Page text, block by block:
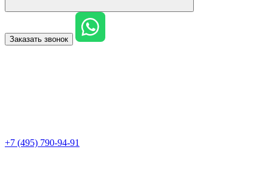
Заказать звонок
+7 (495) 790-94-91